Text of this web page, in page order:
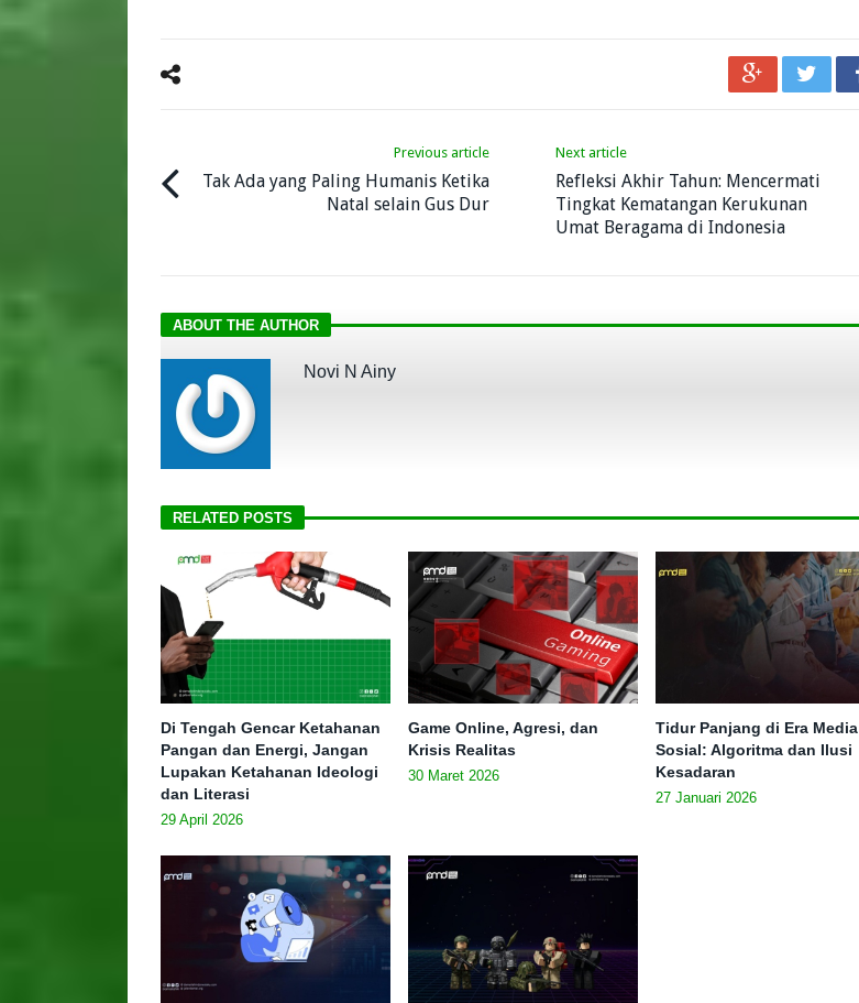
Previous article
Tak Ada yang Paling Humanis Ketika
Natal selain Gus Dur
Next article
Refleksi Akhir Tahun: Mencermati
Tingkat Kematangan Kerukunan
Umat Beragama di Indonesia
ABOUT THE AUTHOR
Novi N Ainy
RELATED POSTS
Di Tengah Gencar Ketahanan
Pangan dan Energi, Jangan
Lupakan Ketahanan Ideologi
dan Literasi
29 April 2026
Game Online, Agresi, dan
Krisis Realitas
30 Maret 2026
Tidur Panjang di Era Media
Sosial: Algoritma dan Ilusi
Kesadaran
27 Januari 2026